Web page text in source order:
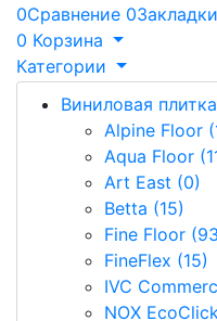
0Сравнение 0Закладки
0 Корзина
Категории
Виниловая плитка
Alpine Floor
Aqua Floor
Art East (0)
Betta (15)
Fine Floor
FineFlex (15)
IVC
NOX
Alpine Floor
Aqua Floor
Art East (0)
Betta (15)
Fine Floor
FineFlex (15)
IVC
NOX